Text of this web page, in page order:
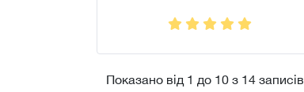
Показано від 1 до 10 з 14 записів